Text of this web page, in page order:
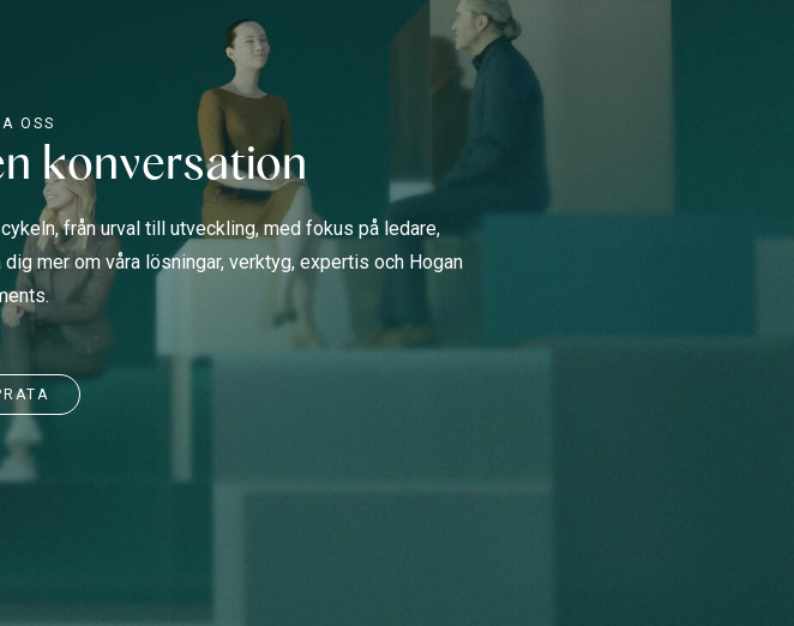
OSS
konversation
från urval till utveckling, med fokus på ledare,
mer om våra lösningar, verktyg, expertis och Hogan